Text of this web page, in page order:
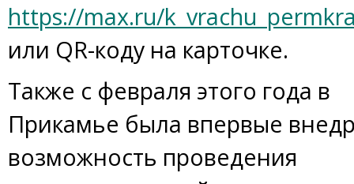
https://max.ru/
или QR-коду на карточке.
Также с февраля этого года в
Прикамье была впервые
возможность проведения